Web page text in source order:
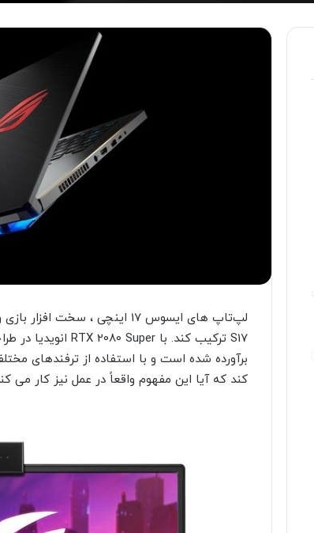
برآورده شده است و با استفاده از ترفندهای
کند که آیا این مفهوم واقعاً در عمل نیز کار می